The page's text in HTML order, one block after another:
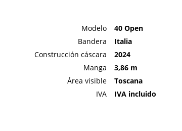
Modelo
40 Open
Bandera
Italia
Construcción cáscara
2024
Manga
3,86 m
Área visible
Toscana
IVA
IVA incluido